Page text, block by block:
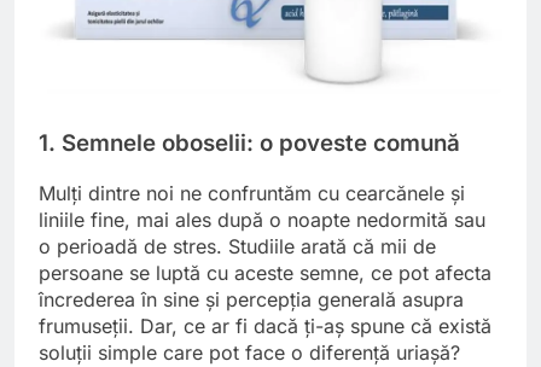
1. Semnele oboselii: o poveste comună
Mulți dintre noi ne confruntăm cu cearcănele și
liniile fine, mai ales după o noapte nedormită sau
o perioadă de stres. Studiile arată că mii de
persoane se luptă cu aceste semne, ce pot afecta
încrederea în sine și percepția generală asupra
frumuseții. Dar, ce ar fi dacă ți-aș spune că există
soluții simple care pot face o diferență uriașă?